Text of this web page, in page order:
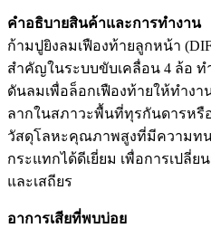
คำอธิบายสินค้าและการทำงาน
ก้ามปูยิงลมเฟืองท้ายลูกหน้า
สำคัญในระบบขับเคลื่อน 4 ล้อ ท
ดันลมเพื่อล็อกเฟืองท้ายให้ทำง
ลากในสภาวะพื้นที่ทุรกันดารหรื
วัสดุโลหะคุณภาพสูงที่มีความท
กระแทกได้ดีเยี่ยม เพื่อการเปลี่ย
และเสถียร
อาการเสียที่พบบ่อย